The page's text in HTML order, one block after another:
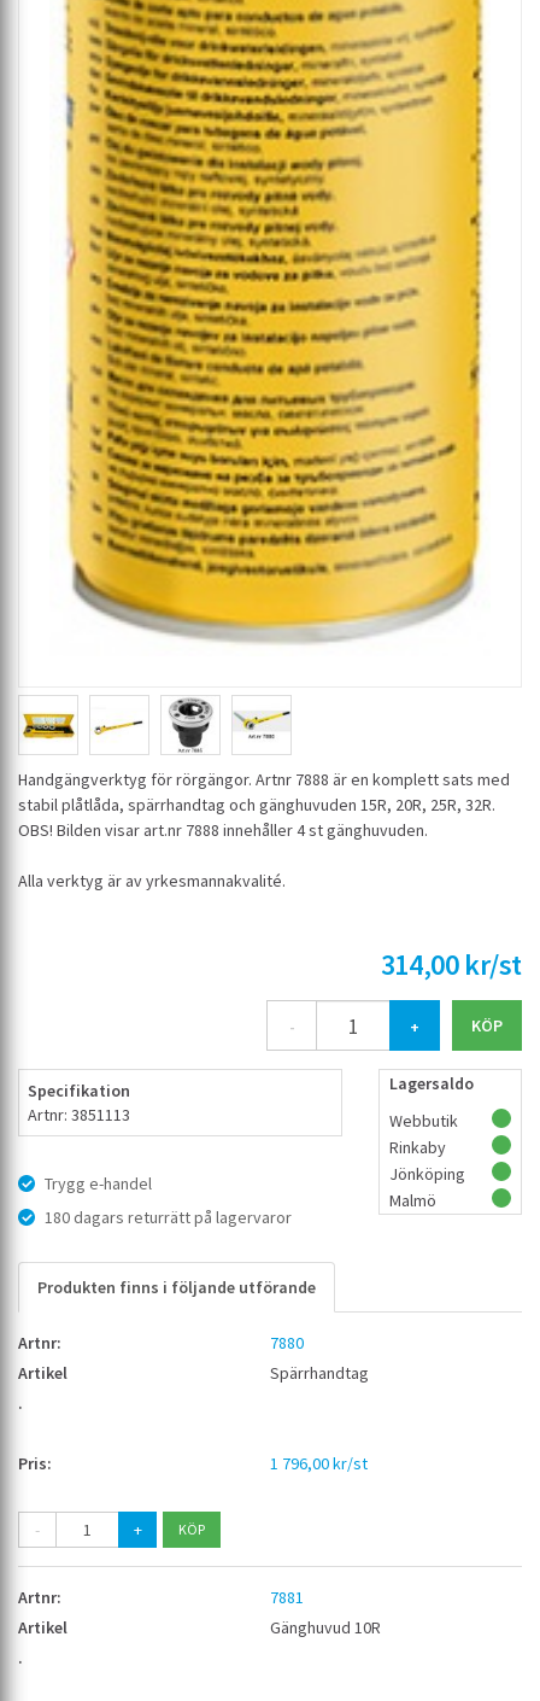
Handgängverktyg för rörgängor. Artnr 7888 är en komplett sats med
stabil plåtlåda, spärrhandtag och gänghuvuden 15R, 20R, 25R, 32R.
OBS! Bilden visar art.nr 7888 innehåller 4 st gänghuvuden.
Alla verktyg är av yrkesmannakvalité.
314,00 kr/st
- +
Specifikation
Artnr: 3851113
Trygg e-handel
180 dagars returrätt på lagervaror
Lagersaldo
Webbutik
Rinkaby
Jönköping
Malmö
Produkten finns i följande utförande
7880
Spärrhandtag
1 796,00 kr/st
- +
7881
Gänghuvud 10R